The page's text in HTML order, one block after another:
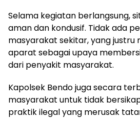
Selama kegiatan berlangsung,
aman dan kondusif. Tidak ada
masyarakat sekitar, yang
aparat sebagai upaya
dari penyakit masyarakat.
Kapolsek Bendo juga secara
masyarakat untuk tidak
praktik ilegal yang merusak